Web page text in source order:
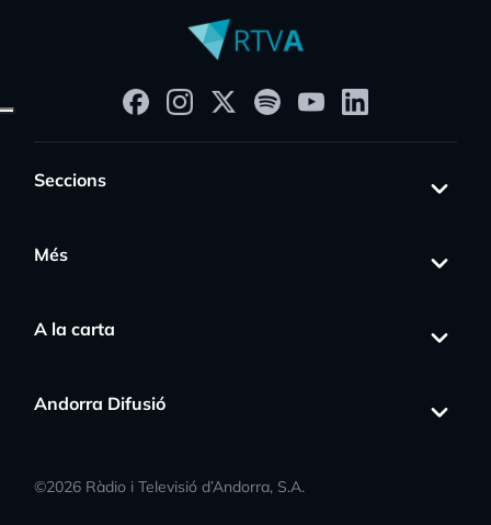
Seccions
Més
A la carta
Andorra Difusió
©2026 Ràdio i Televisió d’Andorra, S.A.